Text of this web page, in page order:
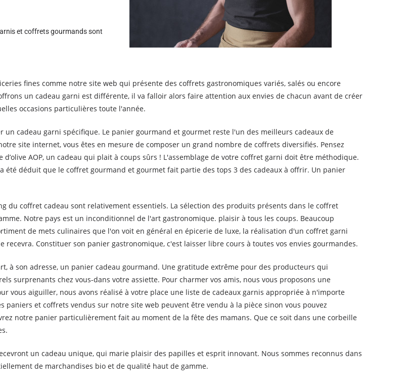
et coffrets gourmands sont
fines comme notre site web qui présente des coffrets gastronomiques variés, salés ou encore
un cadeau garni est différente, il va falloir alors faire attention aux envies de chacun avant de créer
occasions particulières toute l'année.
cadeau garni spécifique. Le panier gourmand et gourmet reste l'un des meilleurs cadeaux de
site internet, vous êtes en mesure de composer un grand nombre de coffrets diversifiés. Pensez
AOP, un cadeau qui plait à coups sûrs ! L'assemblage de votre coffret garni doit être méthodique.
été déduit que le coffret gourmand et gourmet fait partie des tops 3 des cadeaux à offrir. Un panier
du coffret cadeau sont relativement essentiels. La sélection des produits présents dans le coffret
Notre pays est un inconditionnel de l'art gastronomique. plaisir à tous les coups. Beaucoup
de mets culinaires que l'on voit en général en épicerie de luxe, la réalisation d'un coffret garni
Constituer son panier gastronomique, c'est laisser libre cours à toutes vos envies gourmandes.
à son adresse, un panier cadeau gourmand. Une gratitude extrême pour des producteurs qui
surprenants chez vous-dans votre assiette. Pour charmer vos amis, nous vous proposons une
vous aiguiller, nous avons réalisé à votre place une liste de cadeaux garnis appropriée à n'importe
et coffrets vendus sur notre site web peuvent être vendu à la pièce sinon vous pouvez
notre panier particulièrement fait au moment de la fête des mamans. Que ce soit dans une corbeille
un cadeau unique, qui marie plaisir des papilles et esprit innovant. Nous sommes reconnus dans
de marchandises bio et de qualité haut de gamme.